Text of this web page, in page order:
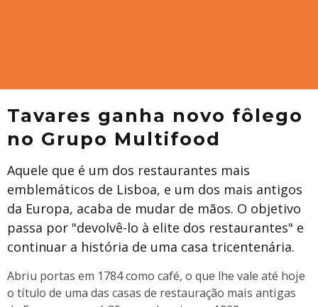
Tavares ganha novo fôlego
no Grupo Multifood
Aquele que é um dos restaurantes mais
emblemáticos de Lisboa, e um dos mais antigos
da Europa, acaba de mudar de mãos. O objetivo
passa por "devolvê-lo à elite dos restaurantes" e
continuar a história de uma casa tricentenária.
Abriu portas em 1784 como café, o que lhe vale até hoje
o título de uma das casas de restauração mais antigas